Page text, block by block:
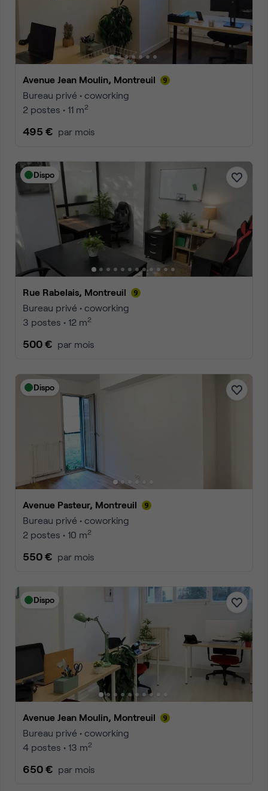
Avenue Jean Moulin, Montreuil
Bureau privé • coworking
2 postes • 11 m2
495 € par mois
Dispo
Rue Rabelais, Montreuil
Bureau privé • coworking
3 postes • 12 m2
500 € par mois
Dispo
Avenue Pasteur, Montreuil
Bureau privé • coworking
2 postes • 10 m2
550 € par mois
Dispo
Avenue Jean Moulin, Montreuil
Bureau privé • coworking
4 postes • 13 m2
650 € par mois